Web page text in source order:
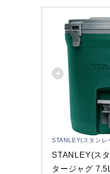
STANLEY(スタンレ
STANLEY(ス
タージャグ